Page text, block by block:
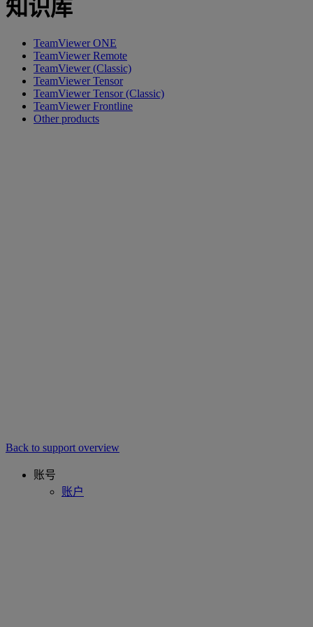
知识库
TeamViewer ONE
TeamViewer Remote
TeamViewer (Classic)
TeamViewer Tensor
TeamViewer Tensor (Classic)
TeamViewer Frontline
Other products
Back to support overview
账号
账户